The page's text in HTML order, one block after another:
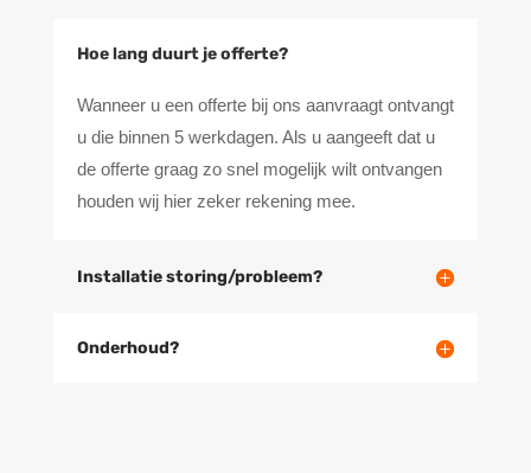
Hoe lang duurt je offerte?
Wanneer u een offerte bij ons aanvraagt ontvangt
u die binnen 5 werkdagen. Als u aangeeft dat u
de offerte graag zo snel mogelijk wilt ontvangen
houden wij hier zeker rekening mee.
Installatie storing/probleem?
Onderhoud?